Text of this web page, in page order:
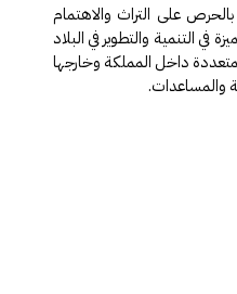
على التراث والاهتمام
في التنمية والتطوير في البلاد
داخل المملكة وخارجها
والمساعدات.